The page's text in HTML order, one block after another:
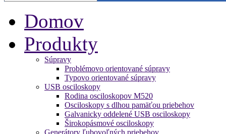
Domov
Produkty
Súpravy
Problémovo orientované súpravy
Typovo orientované súpravy
USB osciloskopy
Rodina osciloskopov M520
Osciloskopy s dlhou pamäťou priebehov
Galvanicky oddelené USB osciloskopy
Širokopásmové osciloskopy
Generátory ľubovoľných priebehov